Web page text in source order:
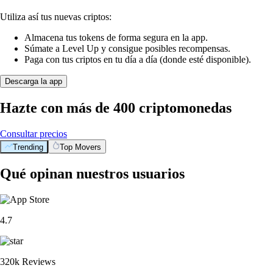
Utiliza así tus nuevas criptos:
Almacena tus tokens de forma segura en la app.
Súmate a Level Up y consigue posibles recompensas.
Paga con tus criptos en tu día a día (donde esté disponible).
Descarga la app
Hazte con más de 400 criptomonedas
Consultar precios
Trending Top Movers
Qué opinan nuestros usuarios
4.7
320k Reviews